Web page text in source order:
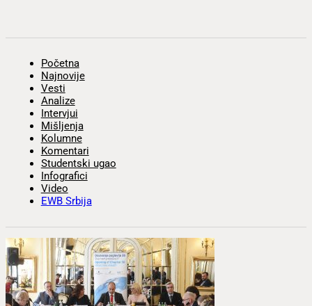
Početna
Najnovije
Vesti
Analize
Intervjui
Mišljenja
Kolumne
Komentari
Studentski ugao
Infografici
Video
EWB Srbija